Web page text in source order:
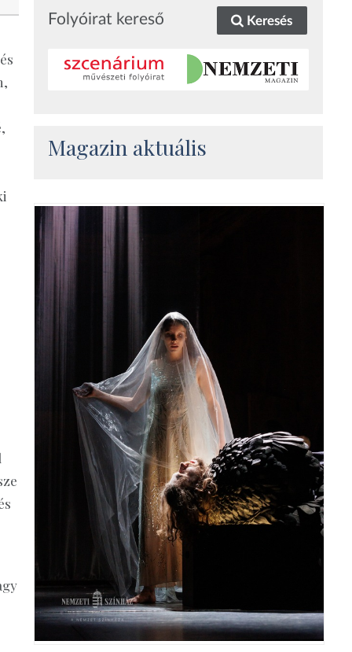
Folyóirat kereső Keresés
Magazin aktuális